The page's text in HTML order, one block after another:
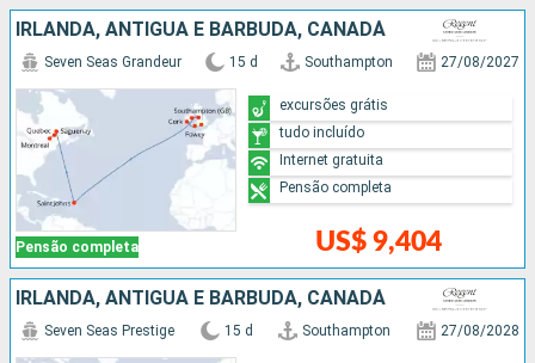
IRLANDA, ANTIGUA E BARBUDA, CANADÁ
Pensão completa
Seven Seas Grandeur 15 d Southampton 27/08/2027
US$ 9,404
excursões grátis
tudo incluído
Internet gratuita
Pensão completa
IRLANDA, ANTIGUA E BARBUDA, CANADÁ
Seven Seas Prestige 15 d Southampton 27/08/2028